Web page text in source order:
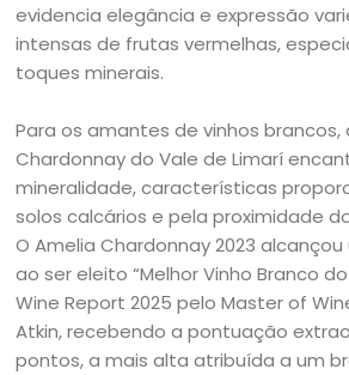
evidencia elegância e expressão
intensas de frutas vermelhas,
toques minerais.
Para os amantes de vinhos brancos,
Chardonnay do Vale de Limarí
mineralidade, características
solos calcários e pela proximidade
O Amelia Chardonnay 2023
ao ser eleito “Melhor Vinho Branco
Wine Report 2025 pelo Master of
Atkin, recebendo a pontuação
pontos, a mais alta atribuída a um